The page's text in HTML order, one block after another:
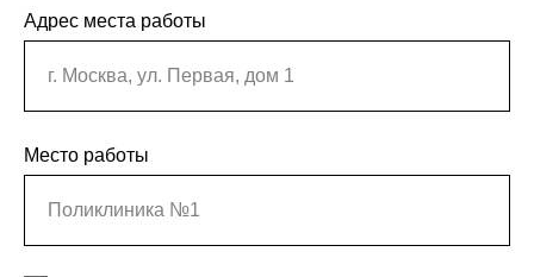
Адрес места работы
г. Москва, ул. Первая, дом 1
Место работы
Поликлиника №1